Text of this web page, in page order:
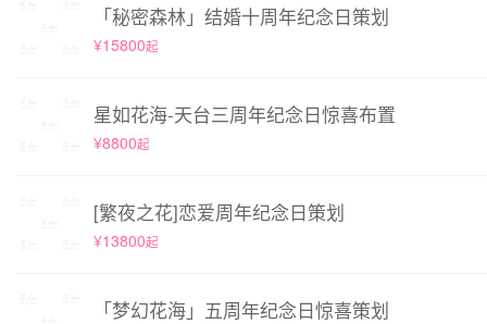
「秘密森林」结婚十周年纪念日策划
¥15800起
星如花海-天台三周年纪念日惊喜布置
¥8800起
[繁夜之花]恋爱周年纪念日策划
¥13800起
「梦幻花海」五周年纪念日惊喜策划